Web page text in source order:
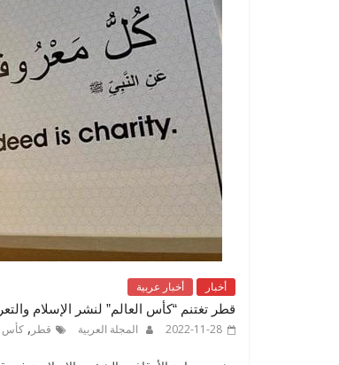
أخبار أخبار عربية
قطر تغتنم “كأس العالم” لنشر الإسلام
2022-11-28
المجلة العربية قطر , كأس